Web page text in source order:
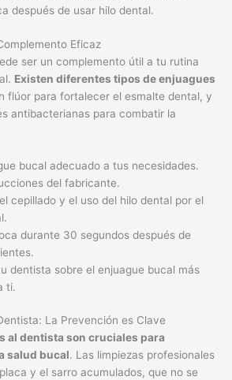
antibacterianas para combatir la
bucal adecuado a tus necesidades.
del fabricante.
cepillado y el uso del hilo dental por el
durante 30 segundos después de
dentista sobre el enjuague bucal más
ti.
La Prevención es Clave
al dentista son cruciales para
salud bucal
y el sarro acumulados, que no se
cepillado y el hilo dental. Además, el
al menos una vez al año.
profesionales regularmente.
sobre cualquier problema bucal